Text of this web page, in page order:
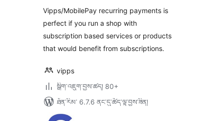
ཚང་།
Vipps/MobilePay recurring payments is
perfect if you run a shop with
subscription based services or products
that would benefit from subscriptions.
vipps
སྒྲིག་འཇུག་བྱས་ཚད། 80+
ཐོན་རིམ་ 6.7.6 ནང་དུ་ཚོད་ལྟ་བྱས་ཟིན།